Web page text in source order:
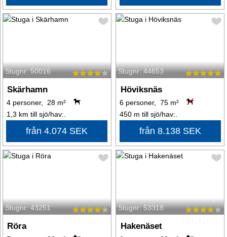
Stugnr: 50016
Skärhamn
4 personer, 28 m²
1,3 km till sjö/hav:.
från 4.074 SEK
Stugnr: 44653
Höviksnäs
6 personer, 75 m²
450 m till sjö/hav:.
från 8.138 SEK
Stugnr: 43251
Röra
Stugnr: 53318
Hakenäset